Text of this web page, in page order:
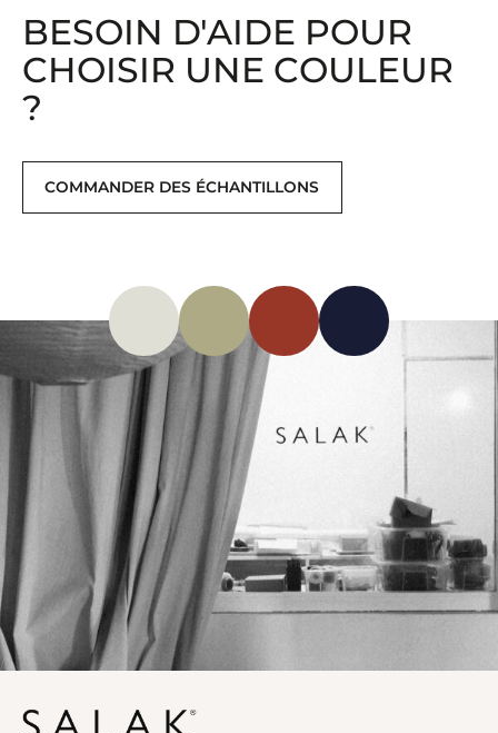
BESOIN D'AIDE POUR
CHOISIR UNE COULEUR
?
COMMANDER DES ÉCHANTILLONS